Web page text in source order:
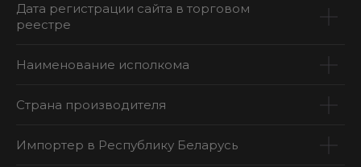
Дата регистрации сайта в торговом
реестре
Наименование исполкома
Страна производителя
Импортер в Республику Беларусь